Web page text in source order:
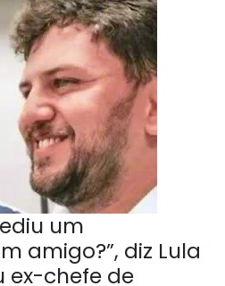
um
amigo?”, diz Lula
ex-chefe de